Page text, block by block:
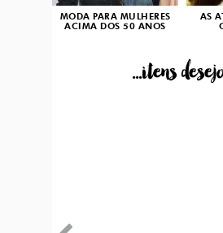
MODA PARA MULHERES
ACIMA DOS 50 ANOS
AS
...itens